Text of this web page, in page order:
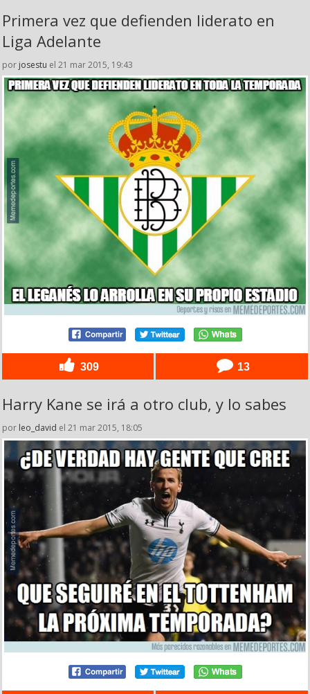
Primera vez que defienden liderato en
Liga Adelante
por josestu el 21 mar 2015, 19:43
309 13
Harry Kane se irá a otro club, y lo sabes
por leo_david el 21 mar 2015, 18:05